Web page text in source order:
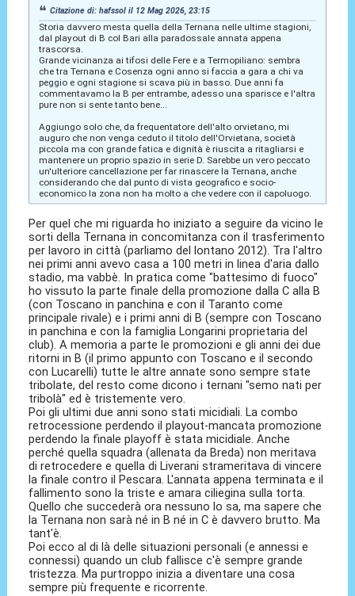
Citazione di: hafssol il 12 Mag 2026, 23:15
Storia davvero mesta quella della Ternana nelle ultime stagioni,
dal playout di B col Bari alla paradossale annata appena
trascorsa.
Grande vicinanza ai tifosi delle Fere e a Termopiliano: sembra
che tra Ternana e Cosenza ogni anno si faccia a gara a chi va
peggio e ogni stagione si scava più in basso. Due anni fa
commentavamo la B per entrambe, adesso una sparisce e l'altra
pure non si sente tanto bene...
Aggiungo solo che, da frequentatore dell'alto orvietano, mi
auguro che non venga ceduto il titolo dell'Orvietana, società
piccola ma con grande fatica e dignità è riuscita a ritagliarsi e
mantenere un proprio spazio in serie D. Sarebbe un vero peccato
un'ulteriore cancellazione per far rinascere la Ternana, anche
considerando che dal punto di vista geografico e socio-
economico la zona non ha molto a che vedere con il capoluogo.
Per quel che mi riguarda ho iniziato a seguire da vicino le
sorti della Ternana in concomitanza con il trasferimento
per lavoro in città (parliamo del lontano 2012). Tra l'altro
nei primi anni avevo casa a 100 metri in linea d'aria dallo
stadio, ma vabbè. In pratica come "battesimo di fuoco"
ho vissuto la parte finale della promozione dalla C alla B
(con Toscano in panchina e con il Taranto come
principale rivale) e i primi anni di B (sempre con Toscano
in panchina e con la famiglia Longarini proprietaria del
club). A memoria a parte le promozioni e gli anni dei due
ritorni in B (il primo appunto con Toscano e il secondo
con Lucarelli) tutte le altre annate sono sempre state
tribolate, del resto come dicono i ternani "semo nati per
tribolà" ed è tristemente vero.
Poi gli ultimi due anni sono stati micidiali. La combo
retrocessione perdendo il playout-mancata promozione
perdendo la finale playoff è stata micidiale. Anche
perché quella squadra (allenata da Breda) non meritava
di retrocedere e quella di Liverani strameritava di vincere
la finale contro il Pescara. L'annata appena terminata e il
fallimento sono la triste e amara ciliegina sulla torta.
Quello che succederà ora nessuno lo sa, ma sapere che
la Ternana non sarà né in B né in C è davvero brutto. Ma
tant'è.
Poi ecco al di là delle situazioni personali (e annessi e
connessi) quando un club fallisce c'è sempre grande
tristezza. Ma purtroppo inizia a diventare una cosa
sempre più frequente e ricorrente.